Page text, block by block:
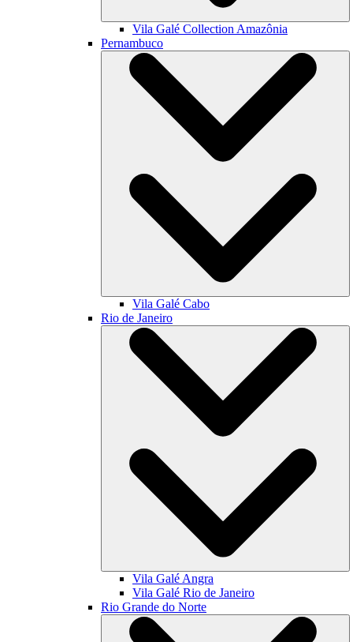
Vila Galé Collection Amazônia
Pernambuco
Vila Galé Cabo
Rio de Janeiro
Vila Galé Angra
Vila Galé Rio de Janeiro
Rio Grande do Norte